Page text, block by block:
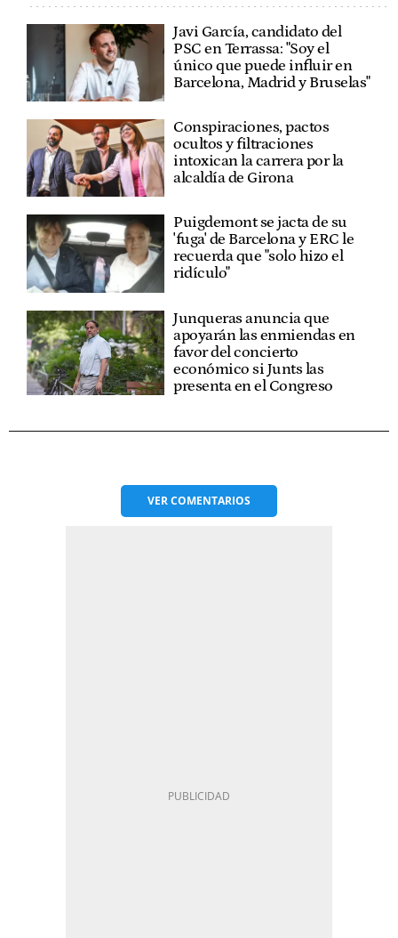
Javi García, candidato del
PSC en Terrassa: "Soy el
único que puede influir en
Barcelona, Madrid y Bruselas"
Conspiraciones, pactos
ocultos y filtraciones
intoxican la carrera por la
alcaldía de Girona
Puigdemont se jacta de su
'fuga' de Barcelona y ERC le
recuerda que "solo hizo el
ridículo"
Junqueras anuncia que
apoyarán las enmiendas en
favor del concierto
económico si Junts las
presenta en el Congreso
VERCOMENTARIOS